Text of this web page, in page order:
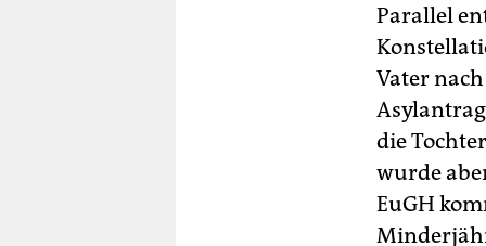
Parallel
Vater
die
wurde
EuGH